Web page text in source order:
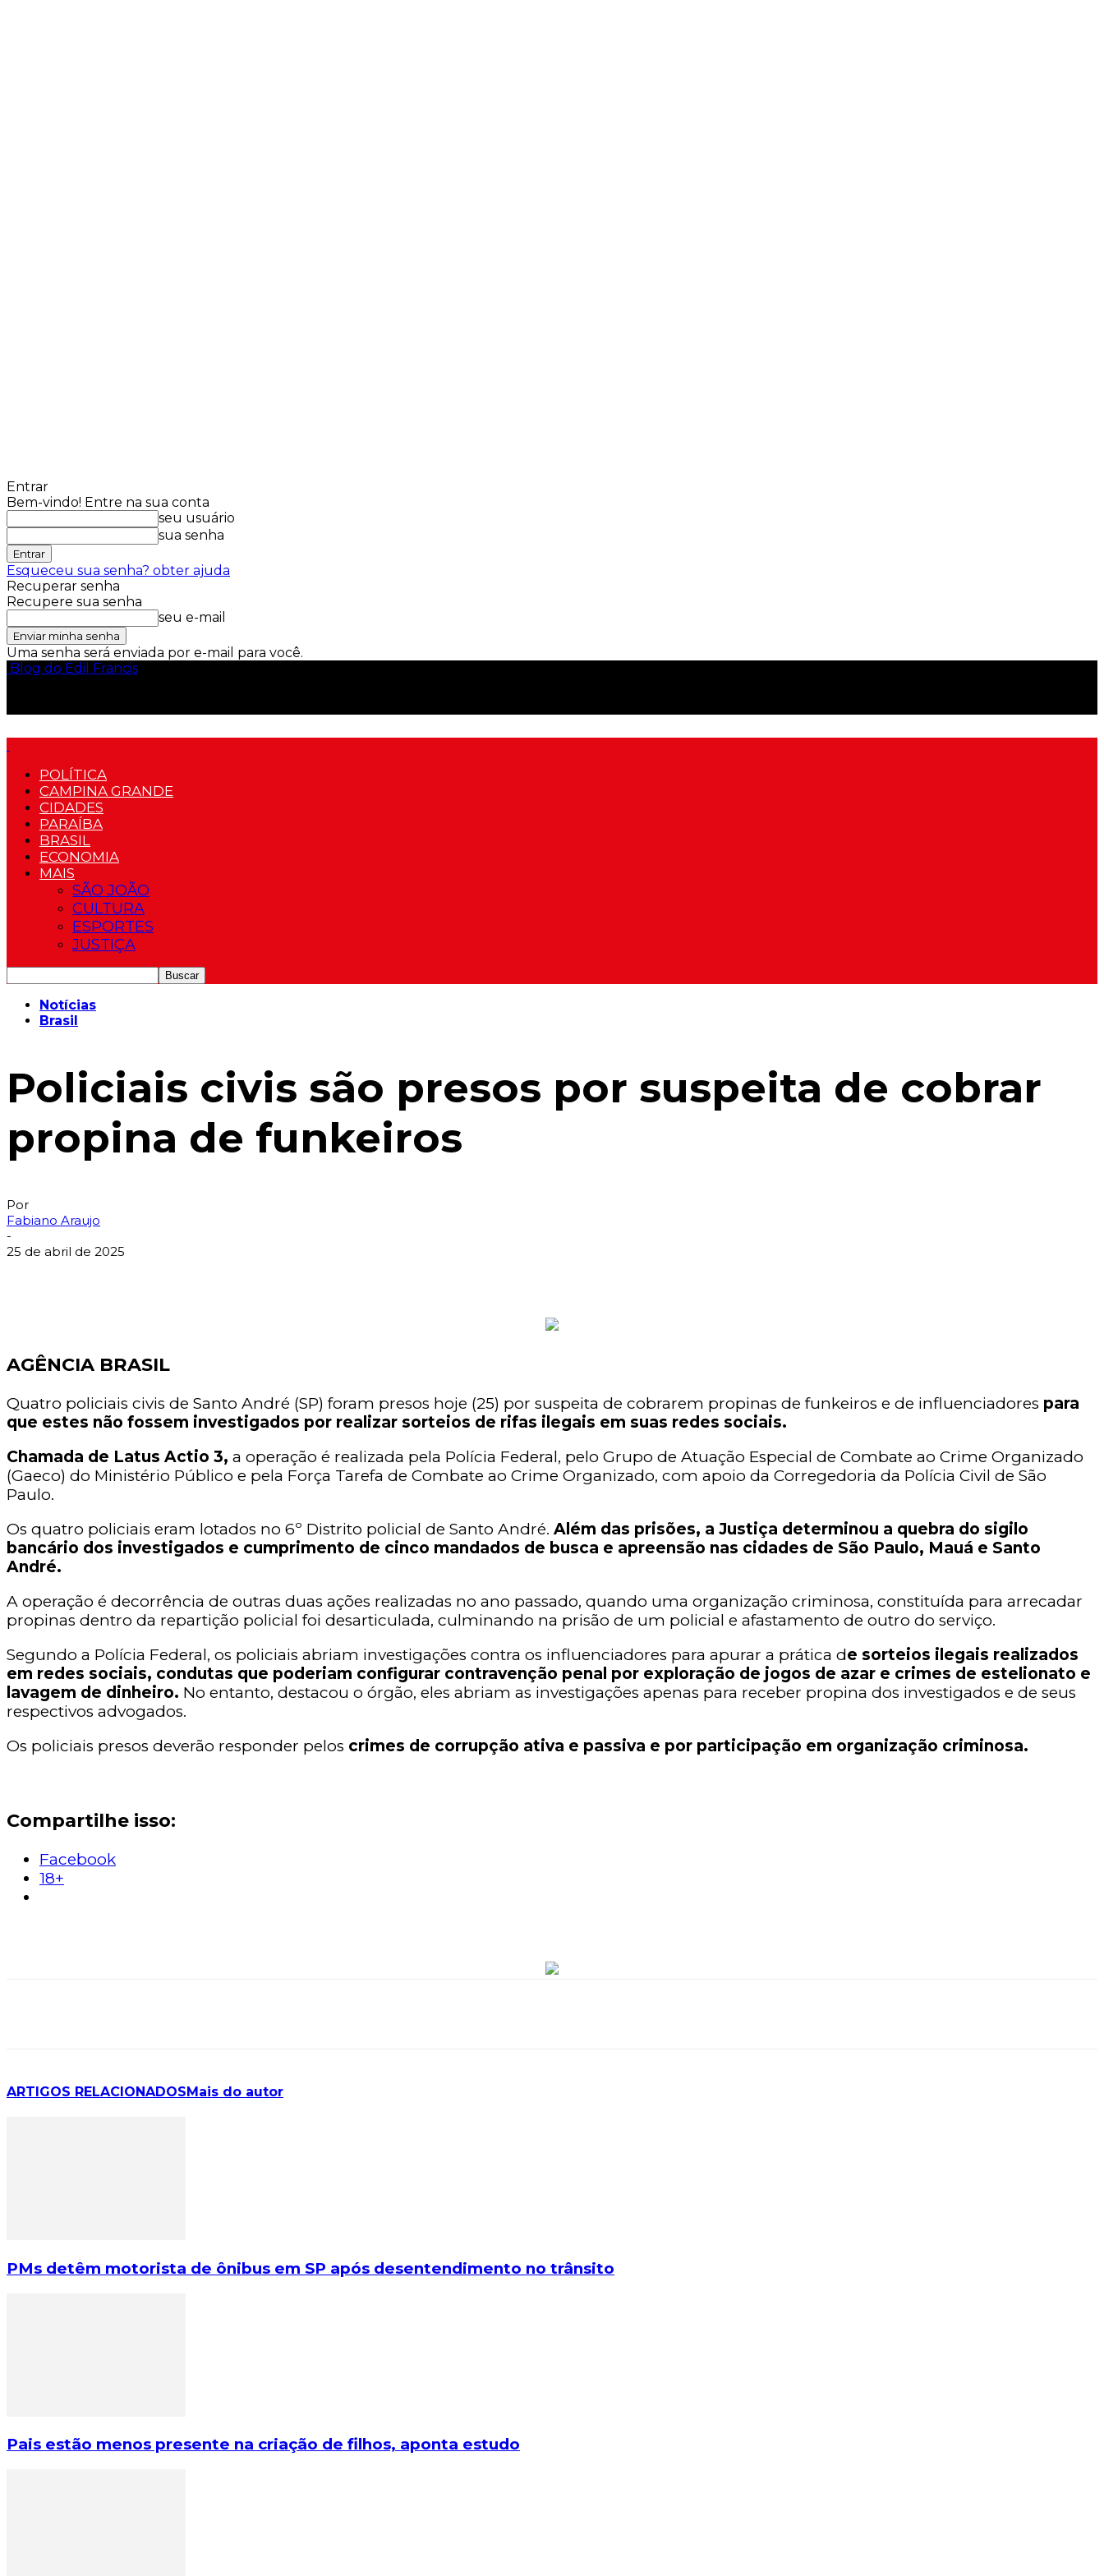
Entrar
Bem-vindo! Entre na sua conta
seu usuário
sua senha
Esqueceu sua senha? obter ajuda
Recuperar senha
Recupere sua senha
seu e-mail
Uma senha será enviada por e-mail para você.
Blog do Edil Francis
POLÍTICA
CAMPINA GRANDE
CIDADES
PARAÍBA
BRASIL
ECONOMIA
MAIS
SÃO JOÃO
CULTURA
ESPORTES
JUSTIÇA
Notícias
Brasil
Policiais civis são presos por suspeita de cobrar
propina de funkeiros
Por
Fabiano Araujo
-
25 de abril de 2025
AGÊNCIA BRASIL
Quatro policiais civis de Santo André (SP) foram presos hoje (25) por suspeita de cobrarem propinas de funkeiros e de influenciadores para
que estes não fossem investigados por realizar sorteios de rifas ilegais em suas redes sociais.
Chamada de Latus Actio 3, a operação é realizada pela Polícia Federal, pelo Grupo de Atuação Especial de Combate ao Crime Organizado
(Gaeco) do Ministério Público e pela Força Tarefa de Combate ao Crime Organizado, com apoio da Corregedoria da Polícia Civil de São
Paulo.
Os quatro policiais eram lotados no 6º Distrito policial de Santo André. Além das prisões, a Justiça determinou a quebra do sigilo
bancário dos investigados e cumprimento de cinco mandados de busca e apreensão nas cidades de São Paulo, Mauá e Santo
André.
A operação é decorrência de outras duas ações realizadas no ano passado, quando uma organização criminosa, constituída para arrecadar
propinas dentro da repartição policial foi desarticulada, culminando na prisão de um policial e afastamento de outro do serviço.
Segundo a Polícia Federal, os policiais abriam investigações contra os influenciadores para apurar a prática de sorteios ilegais realizados
em redes sociais, condutas que poderiam configurar contravenção penal por exploração de jogos de azar e crimes de estelionato e
lavagem de dinheiro. No entanto, destacou o órgão, eles abriam as investigações apenas para receber propina dos investigados e de seus
respectivos advogados.
Os policiais presos deverão responder pelos crimes de corrupção ativa e passiva e por participação em organização criminosa.
Compartilhe isso:
Facebook
18+
ARTIGOS RELACIONADOSMais do autor
PMs detêm motorista de ônibus em SP após desentendimento no trânsito
Pais estão menos presente na criação de filhos, aponta estudo